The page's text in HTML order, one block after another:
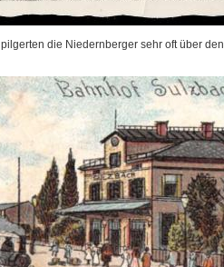
die Niedernberger sehr oft über den